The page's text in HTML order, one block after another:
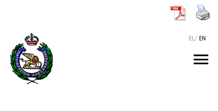
περιεχόμενο
EL/ EN